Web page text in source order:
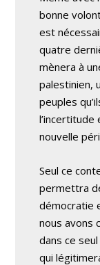
bonne
est
quatre
mènera à
palestinien,
peuples
l’incertitude
nouvelle
Seul ce
permettra
démocratie
nous avons
dans ce
qui